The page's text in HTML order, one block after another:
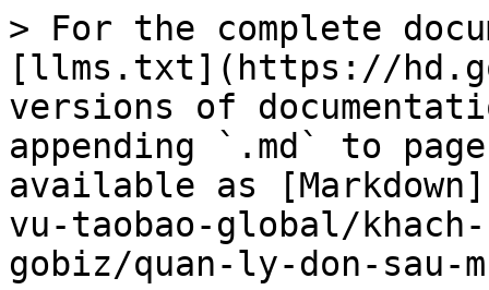
> For the complete
[llms.txt](https://
versions of
appending `.md` to
available as
vu-taobao-global/
gobiz/quan-ly-don-